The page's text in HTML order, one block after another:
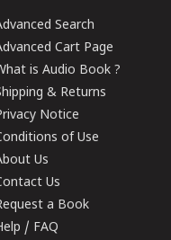
Search
Cart Page
is Audio Book ?
& Returns
Notice
of Use
Us
Us
a Book
/ FAQ